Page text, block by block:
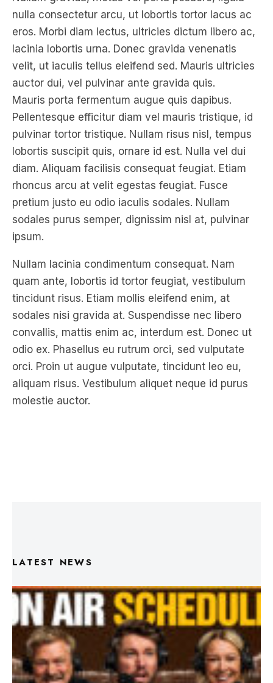
nulla consectetur arcu, ut lobortis tortor lacus ac
eros. Morbi diam lectus, ultricies dictum libero ac,
lacinia lobortis urna. Donec gravida venenatis
velit, ut iaculis tellus eleifend sed. Mauris ultricies
auctor dui, vel pulvinar ante gravida quis.
Mauris porta fermentum augue quis dapibus.
Pellentesque efficitur diam vel mauris tristique, id
pulvinar tortor tristique. Nullam risus nisl, tempus
lobortis suscipit quis, ornare id est. Nulla vel dui
diam. Aliquam facilisis consequat feugiat. Etiam
rhoncus arcu at velit egestas feugiat. Fusce
pretium justo eu odio iaculis sodales. Nullam
sodales purus semper, dignissim nisl at, pulvinar
ipsum.
Nullam lacinia condimentum consequat. Nam
quam ante, lobortis id tortor feugiat, vestibulum
tincidunt risus. Etiam mollis eleifend enim, at
sodales nisi gravida at. Suspendisse nec libero
convallis, mattis enim ac, interdum est. Donec ut
odio ex. Phasellus eu rutrum orci, sed vulputate
orci. Proin ut augue vulputate, tincidunt leo eu,
aliquam risus. Vestibulum aliquet neque id purus
molestie auctor.
LATEST NEWS